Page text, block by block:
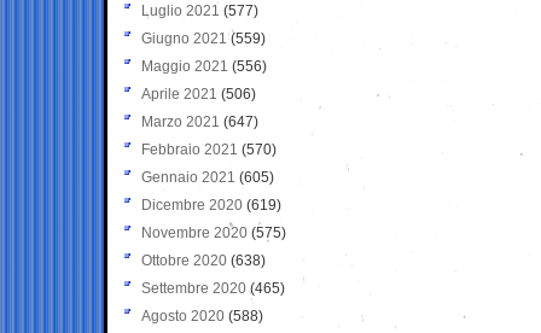
Luglio 2021 (577)
Giugno 2021(559)
Maggio 2021 (556)
Aprile 2021 (506)
Marzo 2021 (647)
Febbraio 2021 (570)
Gennaio 2021 (605)
Dicembre 2020 (619)
Novembre 2020 (575)
Ottobre 2020 (638)
Settembre 2020(465)
Agosto 2020 (588)